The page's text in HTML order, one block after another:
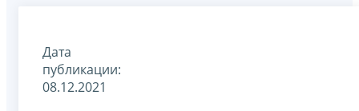
Дата
публикации:
08.12.2021